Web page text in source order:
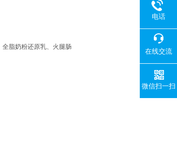
脂奶粉还原乳、火腿肠
电话
在线交流
微信扫一扫